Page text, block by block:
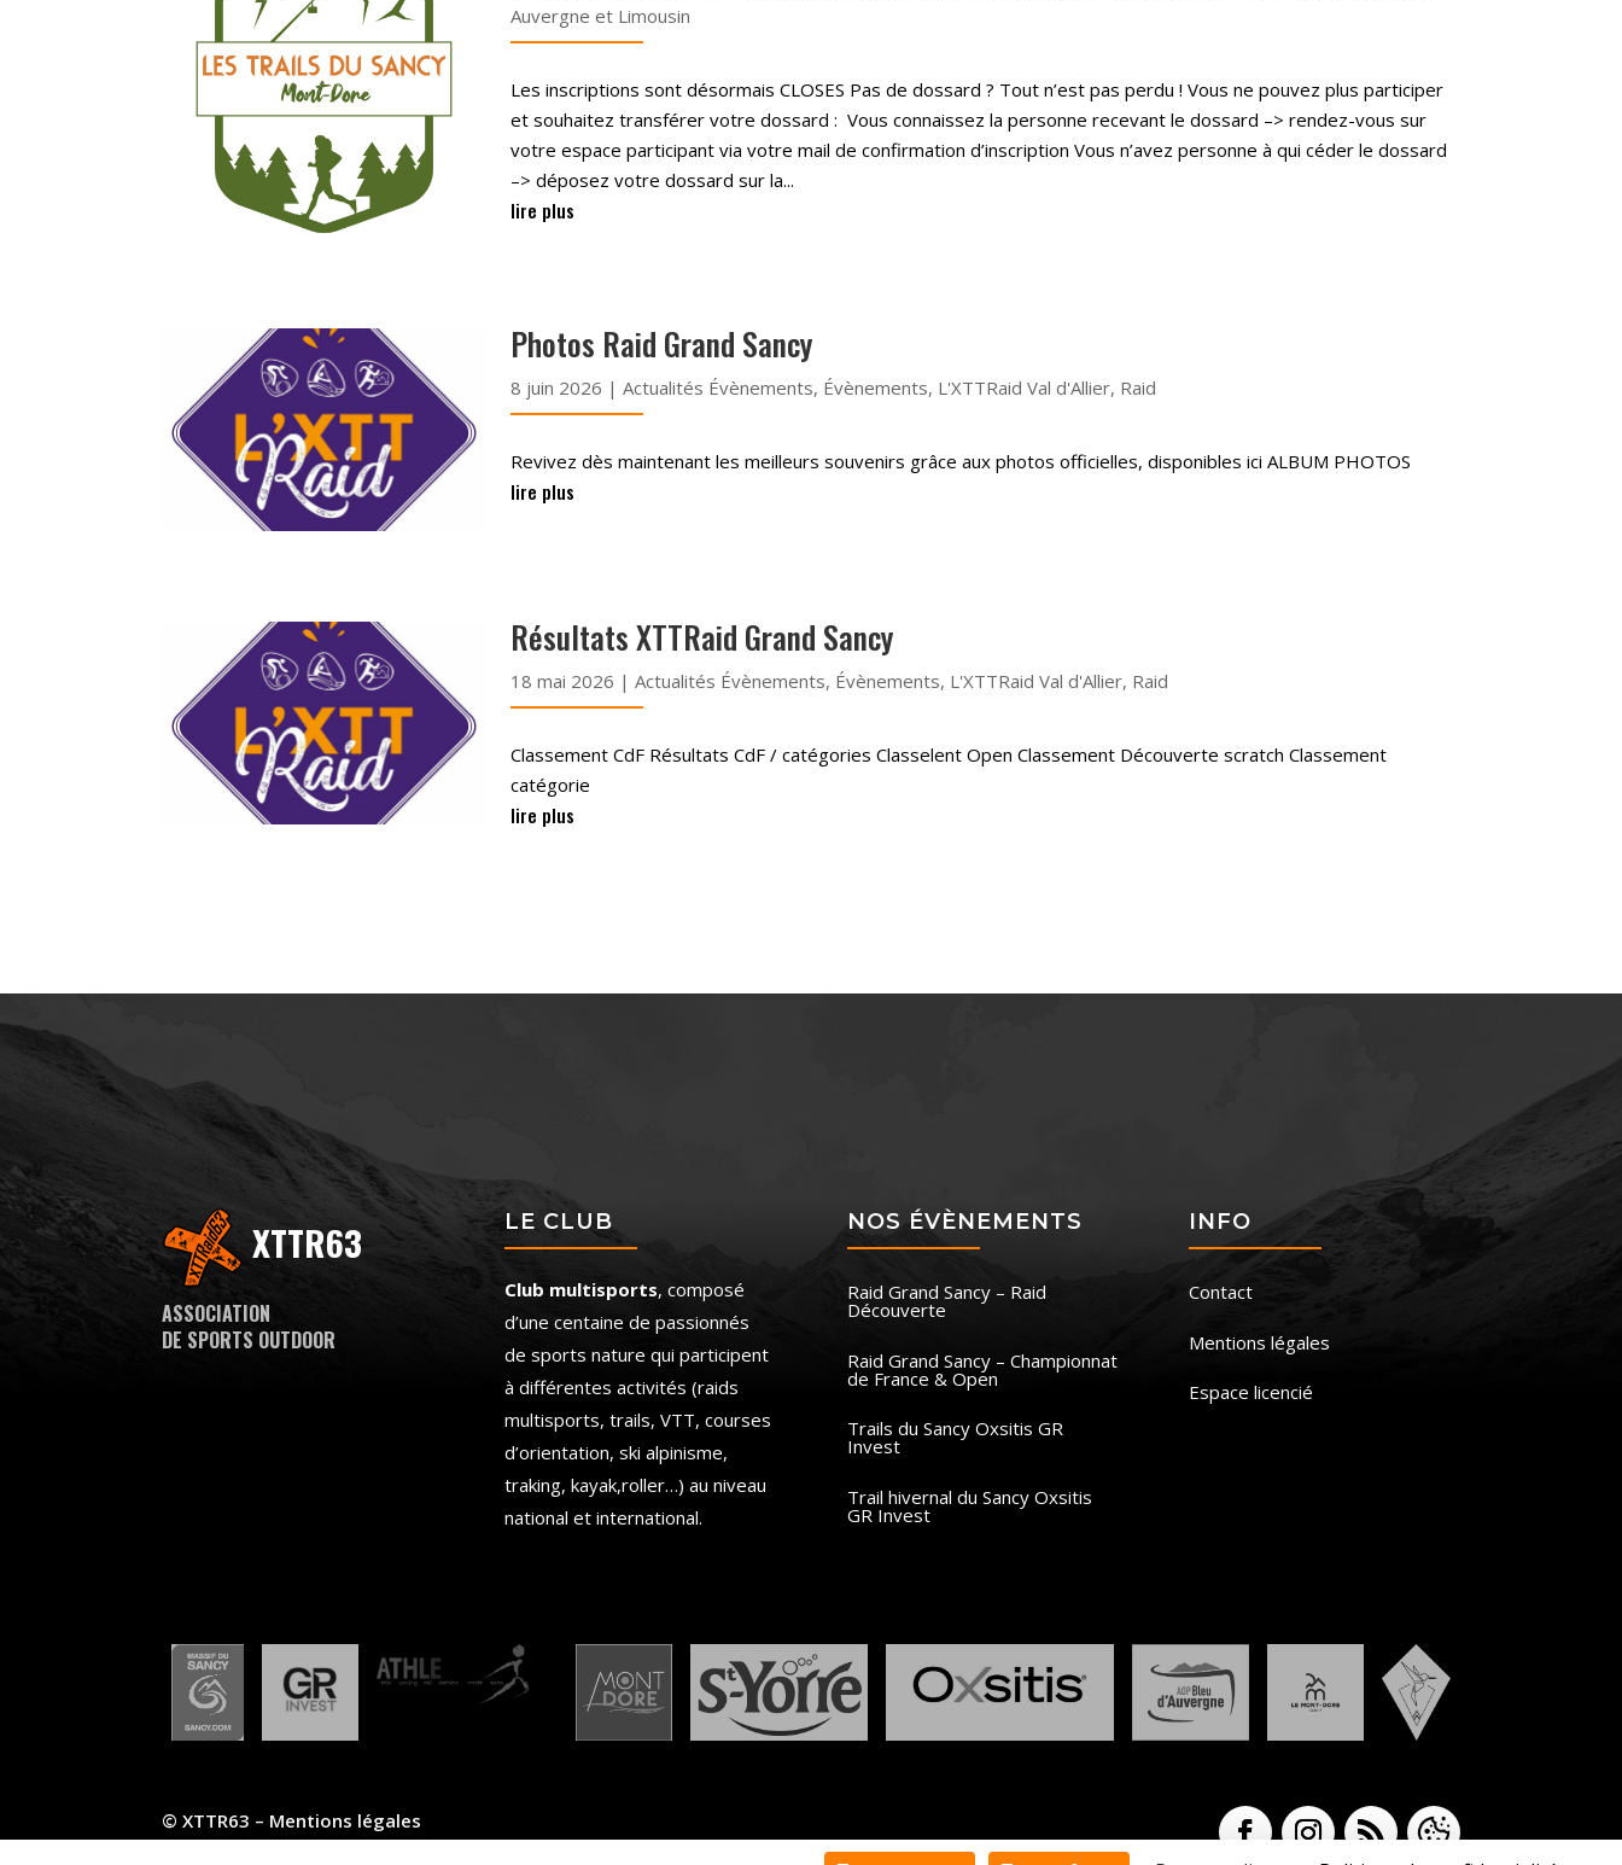
Auvergne et Limousin
Les inscriptions sont désormais CLOSES Pas de dossard ? Tout n’est pas perdu ! Vous ne pouvez plus participer
et souhaitez transférer votre dossard : Vous connaissez la personne recevant le dossard –> rendez-vous sur
votre espace participant via votre mail de confirmation d’inscription Vous n’avez personne à qui céder le dossard
–> déposez votre dossard sur la...
lire plus
Photos Raid Grand Sancy
8 juin 2026 |Actualités Évènements, Évènements, L'XTTRaid Val d'Allier, Raid
Revivez dès maintenant les meilleurs souvenirs grâce aux photos officielles, disponibles ici ALBUM PHOTOS
lire plus
Résultats XTTRaid Grand Sancy
18 mai 2026 |Actualités Évènements, Évènements, L'XTTRaid Val d'Allier, Raid
Classement CdF Résultats CdF / catégories Classelent Open Classement Découverte scratch Classement
catégorie
lire plus
XTTR63
ASSOCIATION
DE SPORTS OUTDOOR
LE CLUB
Club multisports, composé
d’une centaine de passionnés
de sports nature qui participent
à différentes activités (raids
multisports, trails, VTT, courses
d’orientation, ski alpinisme,
traking, kayak,roller…) au niveau
national et international.
NOS ÉVÈNEMENTS
Raid Grand Sancy – Raid
Découverte
Raid Grand Sancy – Championnat
de France & Open
Trails du Sancy Oxsitis GR
Invest
Trail hivernal du Sancy Oxsitis
GR Invest
INFO
Contact
Mentions légales
Espace licencié
© XTTR63 – Mentions légales